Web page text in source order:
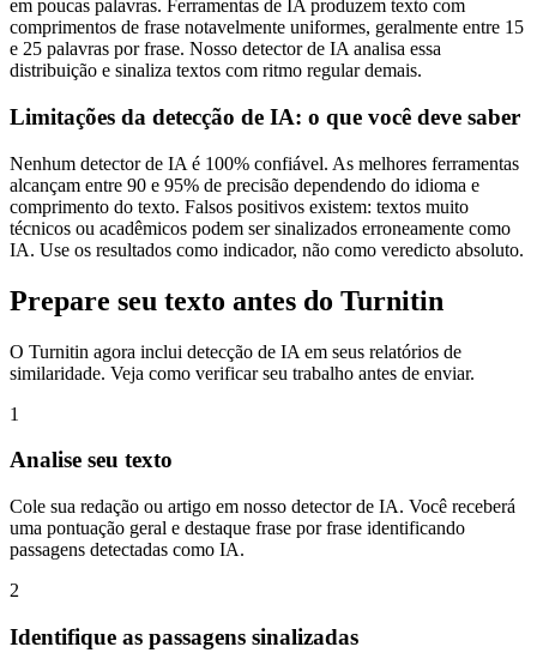
em poucas palavras. Ferramentas de IA produzem texto com
comprimentos de frase notavelmente uniformes, geralmente entre 15
e 25 palavras por frase. Nosso detector de IA analisa essa
distribuição e sinaliza textos com ritmo regular demais.
Limitações da detecção de IA: o que você deve saber
Nenhum detector de IA é 100% confiável. As melhores ferramentas
alcançam entre 90 e 95% de precisão dependendo do idioma e
comprimento do texto. Falsos positivos existem: textos muito
técnicos ou acadêmicos podem ser sinalizados erroneamente como
IA. Use os resultados como indicador, não como veredicto absoluto.
Prepare seu texto antes do Turnitin
O Turnitin agora inclui detecção de IA em seus relatórios de
similaridade. Veja como verificar seu trabalho antes de enviar.
1
Analise seu texto
Cole sua redação ou artigo em nosso detector de IA. Você receberá
uma pontuação geral e destaque frase por frase identificando
passagens detectadas como IA.
2
Identifique as passagens sinalizadas